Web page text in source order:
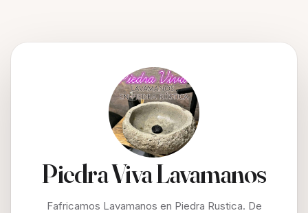
Piedra Viva Lavamanos
Fafricamos Lavamanos en Piedra Rustica. De